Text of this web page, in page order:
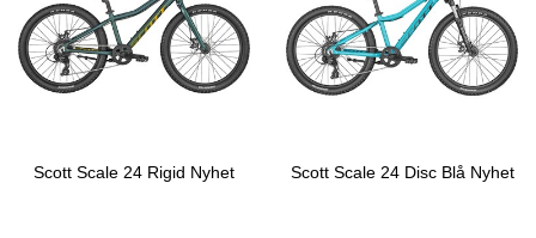
Scott Scale 24 Rigid Nyhet Scott Scale 24 Disc Blå Nyhet